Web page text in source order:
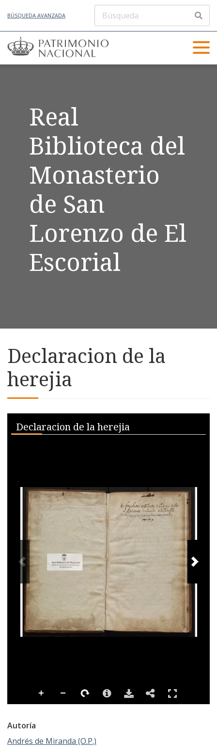
BÚSQUEDA AVANZADA
Real
Biblioteca del
Monasterio
de San
Lorenzo de El
Escorial
Declaracion de la
herejia
Media Viewer
Declaracion de la herejia
Autoría
Andrés de Miranda (O.P.)